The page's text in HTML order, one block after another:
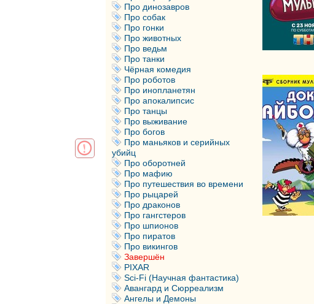
Про динозавров
Про собак
Про гонки
Про животных
Про ведьм
Про танки
Чёрная комедия
Про роботов
Про инопланетян
Про апокалипсис
Про танцы
Про выживание
Про богов
Про маньяков и серийных
убийц
Про оборотней
Про мафию
Про путешествия во времени
Про рыцарей
Про драконов
Про гангстеров
Про шпионов
Про пиратов
Про викингов
Завершён
PIXAR
Sci-Fi (Научная фантастика)
Авангард и Сюрреализм
Ангелы и Демоны